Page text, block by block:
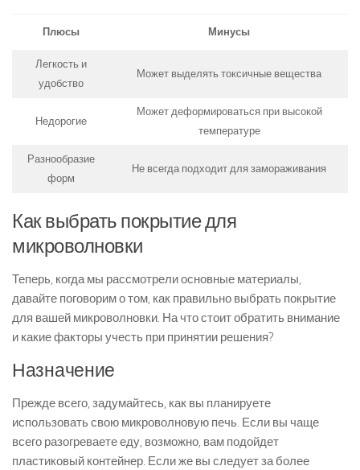
Плюсы Минусы
Легкость и
удобство
Может выделять токсичные вещества
Недорогие
Может деформироваться при высокой
температуре
Разнообразие
форм
Не всегда подходит для замораживания
Как выбрать покрытие для
микроволновки
Теперь, когда мы рассмотрели основные материалы,
давайте поговорим о том, как правильно выбрать покрытие
для вашей микроволновки. На что стоит обратить внимание
и какие факторы учесть при принятии решения?
Назначение
Прежде всего, задумайтесь, как вы планируете
использовать свою микроволновую печь. Если вы чаще
всего разогреваете еду, возможно, вам подойдет
пластиковый контейнер. Если же вы следует за более